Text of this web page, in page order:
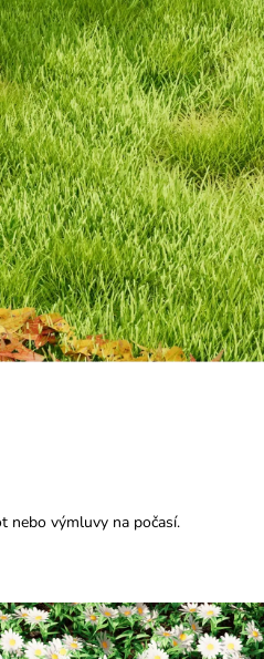
nebo výmluvy na počasí.